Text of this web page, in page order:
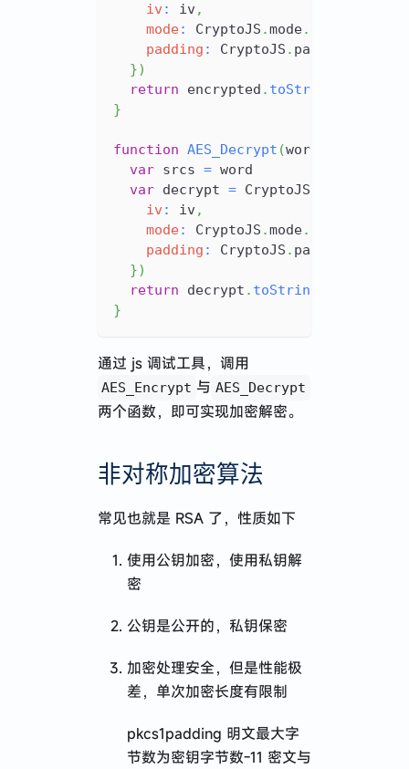
iv : iv,
mode: CryptoJS .mode.
padding : CryptoJS . pad
})
return encrypted . toString
}
function AES_Decrypt (word
var srcs = word
var decrypt = CryptoJS
iv : iv,
mode: CryptoJS .mode.
padding : CryptoJS . pad
})
return decrypt . toString
}
通过 js 调试工具，调用
AES_Encrypt 与 AES_Decrypt
两个函数，即可实现加密解密。
非对称加密算法
常见也就是 RSA 了，性质如下
使用公钥加密，使用私钥解
密
公钥是公开的，私钥保密
加密处理安全，但是性能极
差，单次加密长度有限制
pkcs1padding 明文最大字
节数为密钥字节数-11 密文与